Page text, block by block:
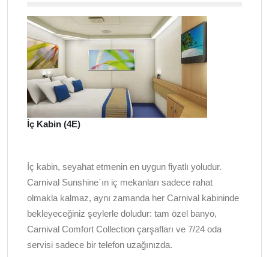
İç Kabin (4E)
İç kabin, seyahat etmenin en uygun fiyatlı yoludur.
Carnival Sunshine`ın iç mekanları sadece rahat
olmakla kalmaz, aynı zamanda her Carnival kabininde
bekleyeceğiniz şeylerle doludur: tam özel banyo,
Carnival Comfort Collection çarşafları ve 7/24 oda
servisi sadece bir telefon uzağınızda.